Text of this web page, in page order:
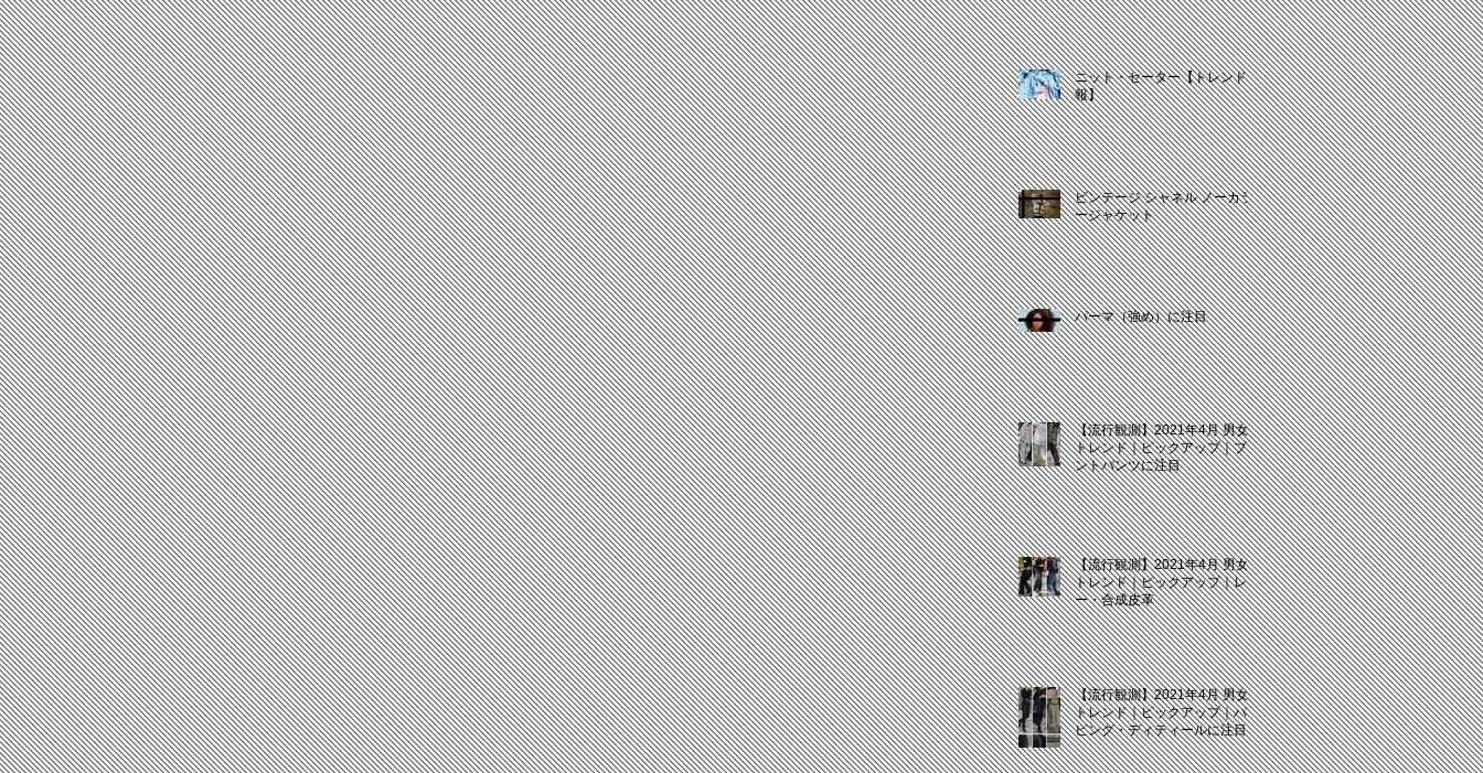
ニット・セーター【トレンド情
報】
ビンテージ シャネル ノーカラ
ージャケット
パーマ（強め）に注目
【流行観測】2021年4月 男女
トレンド｜ピックアップ｜プリ
ントパンツに注目
【流行観測】2021年4月 男女
トレンド｜ピックアップ｜レザ
ー・合成皮革
【流行観測】2021年4月 男女
トレンド｜ピックアップ｜パイ
ピング・ディティールに注目